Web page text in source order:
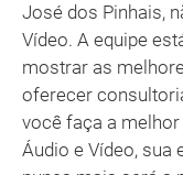
José dos Pinhais,
Vídeo. A equipe
mostrar as
oferecer
você faça a
Áudio e Vídeo, sua